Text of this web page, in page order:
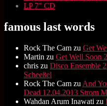
LP 7" CD
famous last words
Rock The Cam zu Get
Martin zu Get Well Soon
chris zu Disco Ensemble
Scheeßel
Rock The Cam zu And
Dead 12.04.2013 Strom
Wahdan Arum Inawati zu